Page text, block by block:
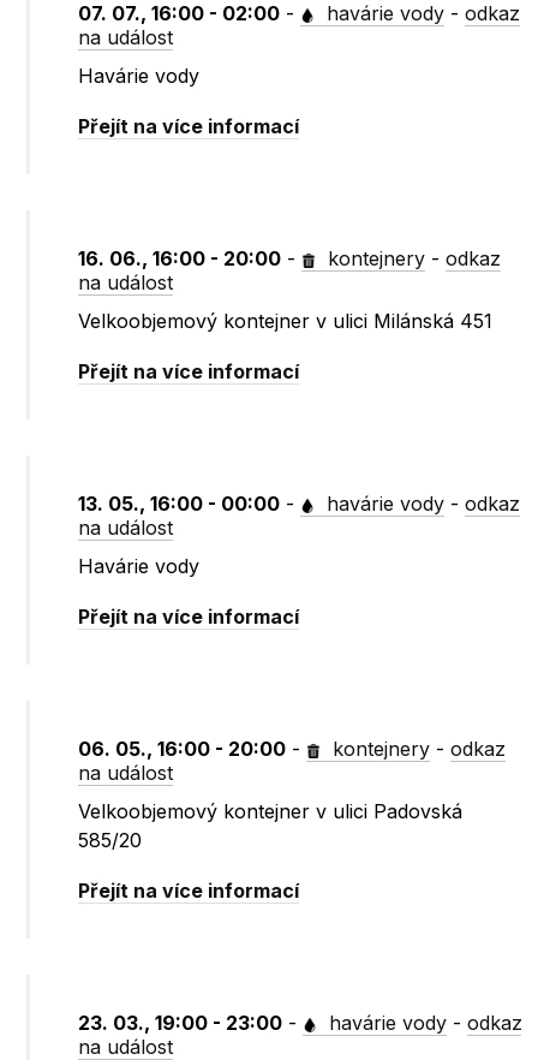
07. 07., 16:00 - 02:00 - havárie vody -odkaz
na událost
Havárie vody
Přejít na více informací
16. 06., 16:00 - 20:00 - kontejnery -odkaz
na událost
Velkoobjemový kontejner v ulici Milánská 451
Přejít na více informací
13. 05., 16:00 - 00:00 - havárie vody -odkaz
na událost
Havárie vody
Přejít na více informací
06. 05., 16:00 - 20:00 - kontejnery -odkaz
na událost
Velkoobjemový kontejner v ulici Padovská
585/20
Přejít na více informací
23. 03., 19:00 - 23:00 - havárie vody -odkaz
na událost